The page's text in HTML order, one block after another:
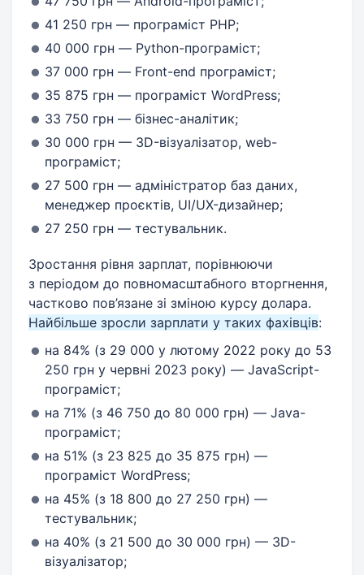
41 250 грн — програміст PHP;
40 000 грн — Python-програміст;
37 000 грн — Front-end програміст;
35 875 грн — програміст WordPress;
33 750 грн — бізнес-аналітик;
30 000 грн — 3D-візуалізатор, web-
програміст;
27 500 грн — адміністратор баз даних,
менеджер проєктів, UI/UX-дизайнер;
27 250 грн — тестувальник.
Зростання рівня зарплат, порівнюючи
з періодом до повномасштабного вторгнення,
частково пов’язане зі зміною курсу долара.
Найбільше зросли зарплати у таких фахівців:
на 84% (з 29 000 у лютому 2022 року до 53
250 грн у червні 2023 року) — JavaScript-
програміст;
на 71% (з 46 750 до 80 000 грн) — Java-
програміст;
на 51% (з 23 825 до 35 875 грн) —
програміст WordPress;
на 45% (з 18 800 до 27 250 грн) —
тестувальник;
на 40% (з 21 500 до 30 000 грн) — 3D-
візуалізатор;